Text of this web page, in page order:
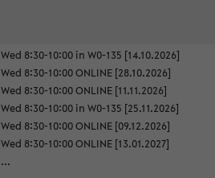
Wed 8:30-10:00 in W0-135 [14.10.2026]
Wed 8:30-10:00 ONLINE [28.10.2026]
Wed 8:30-10:00 ONLINE [11.11.2026]
Wed 8:30-10:00 in W0-135 [25.11.2026]
Wed 8:30-10:00 ONLINE [09.12.2026]
Wed 8:30-10:00 ONLINE [13.01.2027]
...